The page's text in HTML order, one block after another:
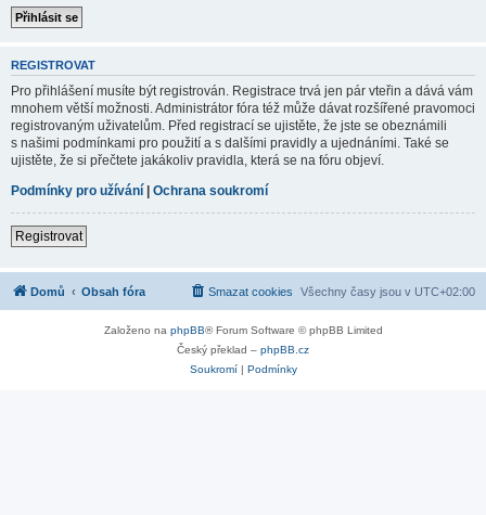
REGISTROVAT
Pro přihlášení musíte být registrován. Registrace trvá jen pár vteřin a dává vám
mnohem větší možnosti. Administrátor fóra též může dávat rozšířené pravomoci
registrovaným uživatelům. Před registrací se ujistěte, že jste se obeznámili
s našimi podmínkami pro použití a s dalšími pravidly a ujednáními. Také se
ujistěte, že si přečtete jakákoliv pravidla, která se na fóru objeví.
Podmínky pro užívání | Ochrana soukromí
Registrovat
Domů Obsah fóra Všechny časy jsou v UTC+02:00
Smazat cookies
Založeno na phpBB® Forum Software © phpBB Limited
Český překlad – phpBB.cz
Soukromí| Podmínky